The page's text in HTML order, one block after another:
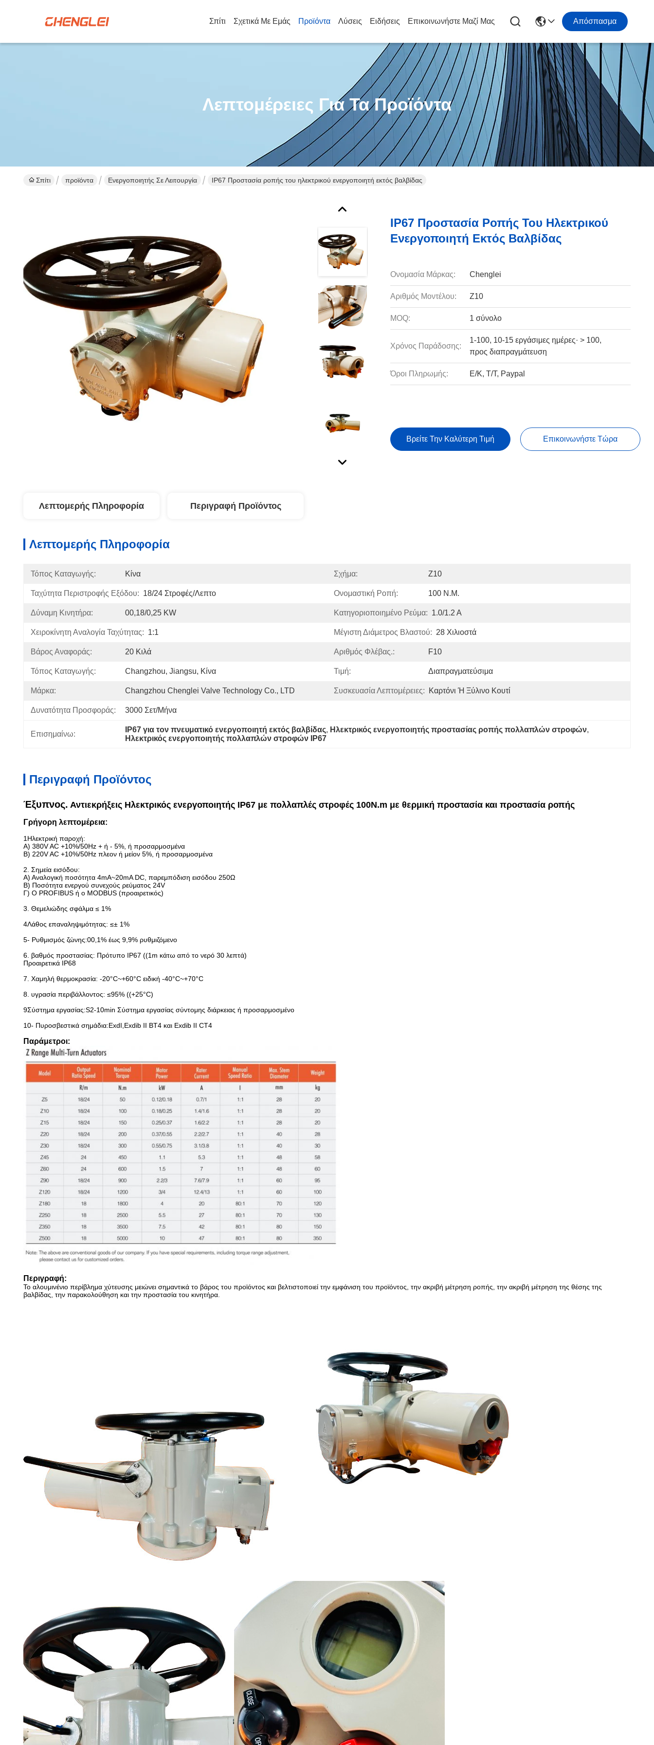
Σπίτι Σχετικά Με Εμάς Προϊόντα Λύσεις Ειδήσεις Επικοινωνήστε Μαζί Μας Απόσπασμα
Λεπτομέρειες Για Τα Προϊόντα
Σπίτι προϊόντα Ενεργοποιητής Σε Λειτουργία IP67 Προστασία ροπής του ηλεκτρικού ενεργοποιητή εκτός βαλβίδας
IP67 Προστασία Ροπής Του Ηλεκτρικού
Ενεργοποιητή Εκτός Βαλβίδας
Ονομασία Μάρκας: Chenglei
Αριθμός Μοντέλου: Z10
MOQ: 1 σύνολο
Χρόνος Παράδοσης:
1-100, 10-15 εργάσιμες ημέρες· > 100,
προς διαπραγμάτευση
Όροι Πληρωμής: Ε/Κ, Τ/Τ, Paypal
Βρείτε Την Καλύτερη Τιμή Επικοινωνήστε Τώρα
Λεπτομερής Πληροφορία Περιγραφή Προϊόντος
Λεπτομερής Πληροφορία
Τόπος Καταγωγής: Κίνα Σχήμα: Z10
Ταχύτητα Περιστροφής Εξόδου: 18/24 Στροφές/λεπτο Ονομαστική Ροπή: 100 N.m.
Δύναμη Κινητήρα: 00,18/0,25 KW Κατηγοριοποιημένο Ρεύμα: 1.0/1.2 Α
Χειροκίνητη Αναλογία Ταχύτητας: 1:1 Μέγιστη Διάμετρος Βλαστού: 28 Χιλιοστά
Βάρος Αναφοράς: 20 Κιλά Αριθμός Φλέβας.: F10
Τόπος Καταγωγής: Changzhou, Jiangsu, Κίνα Τιμή: Διαπραγματεύσιμα
Μάρκα: Changzhou Chenglei Valve Technology Co., LTD Συσκευασία Λεπτομέρειες: Καρτόνι Ή Ξύλινο Κουτί
Δυνατότητα Προσφοράς: 3000 Σετ/μήνα
Επισημαίνω:
IP67 για τον πνευματικό ενεργοποιητή εκτός βαλβίδας, Ηλεκτρικός ενεργοποιητής προστασίας ροπής πολλαπλών στροφών,
Ηλεκτρικός ενεργοποιητής πολλαπλών στροφών IP67
Περιγραφή Προϊόντος
Έξυπνος. Αντιεκρήξεις Ηλεκτρικός ενεργοποιητής IP67 με πολλαπλές στροφές 100N.m με θερμική προστασία και προστασία ροπής
Γρήγορη λεπτομέρεια:
1Ηλεκτρική παροχή:
Α) 380V AC +10%/50Hz + ή - 5%, ή προσαρμοσμένα
Β) 220V AC +10%/50Hz πλεον ή μείον 5%, ή προσαρμοσμένα
2. Σημεία εισόδου:
Α) Αναλογική ποσότητα 4mA~20mA DC, παρεμπόδιση εισόδου 250Ω
Β) Ποσότητα ενεργού συνεχούς ρεύματος 24V
Γ) Ο PROFIBUS ή ο MODBUS (προαιρετικός)
3. Θεμελιώδης σφάλμα ≤ 1%
4Λάθος επαναληψιμότητας: ≤± 1%
5- Ρυθμισμός ζώνης:00,1% έως 9,9% ρυθμιζόμενο
6. βαθμός προστασίας: Πρότυπο IP67 ((1m κάτω από το νερό 30 λεπτά)
Προαιρετικά IP68
7. Χαμηλή θερμοκρασία: -20°C~+60°C ειδική -40°C~+70°C
8. υγρασία περιβάλλοντος: ≤95% ((+25°C)
9Σύστημα εργασίας:S2-10min Σύστημα εργασίας σύντομης διάρκειας ή προσαρμοσμένο
10- Πυροσβεστικά σημάδια:ExdI,Exdib II BT4 και Exdib II CT4
Παράμετροι:
Περιγραφή:
Το αλουμινένιο περίβλημα χύτευσης μειώνει σημαντικά το βάρος του προϊόντος και βελτιστοποιεί την εμφάνιση του προϊόντος, την ακριβή μέτρηση ροπής, την ακριβή μέτρηση της θέσης της
βαλβίδας, την παρακολούθηση και την προστασία του κινητήρα.